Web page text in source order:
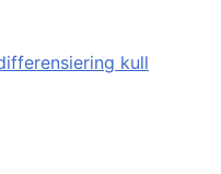
kull